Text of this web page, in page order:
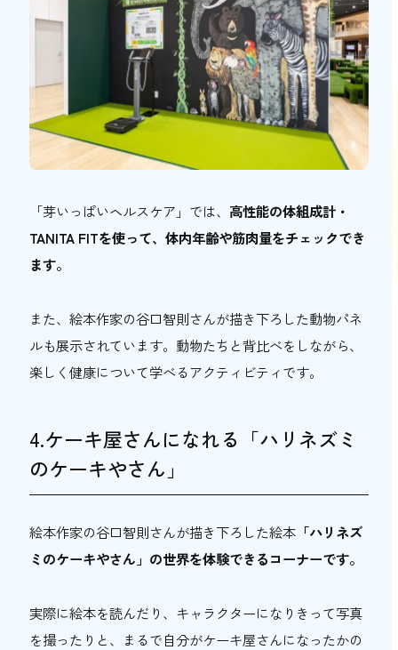
「芽いっぱいヘルスケア」では、 高性能の体組成計・
TANITA FITを使って、体内年齢や筋肉量をチェックでき
ます。
また、絵本作家の谷口智則さんが描き下ろした動物パネ
ルも展示されています。動物たちと背比べをしながら、
楽しく健康について学べるアクティビティです。
4.ケーキ屋さんになれる「ハリネズミ
のケーキやさん」
絵本作家の谷口智則さんが描き下ろした絵本 「ハリネズ
ミのケーキやさん」の世界を体験できるコーナーです。
実際に絵本を読んだり、キャラクターになりきって写真
を撮ったりと、まるで自分がケーキ屋さんになったかの